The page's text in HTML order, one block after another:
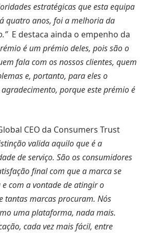
estratégicas que esta equipa
quatro anos, foi a melhoria da
E destaca ainda o empenho da
é um prémio deles, pois são o
fala com os nossos clientes, quem
e, portanto, para eles o
porque este prémio é
CEO da Consumers Trust
valida aquilo que é a
de serviço. São os consumidores
final com que a marca se
com a vontade de atingir o
tantas marcas procuram. Nós
uma plataforma, nada mais.
cada vez mais fácil, entre